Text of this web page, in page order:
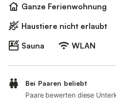
Ganze Ferienwohnung
Haustiere nicht erlaubt
Sauna
WLAN
Bei Paaren beliebt
Paare bewerten diese